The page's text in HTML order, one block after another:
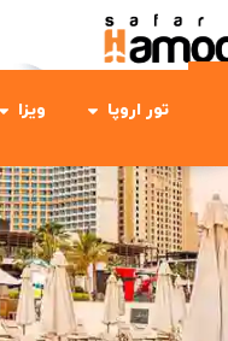
تور اروپا ویزا